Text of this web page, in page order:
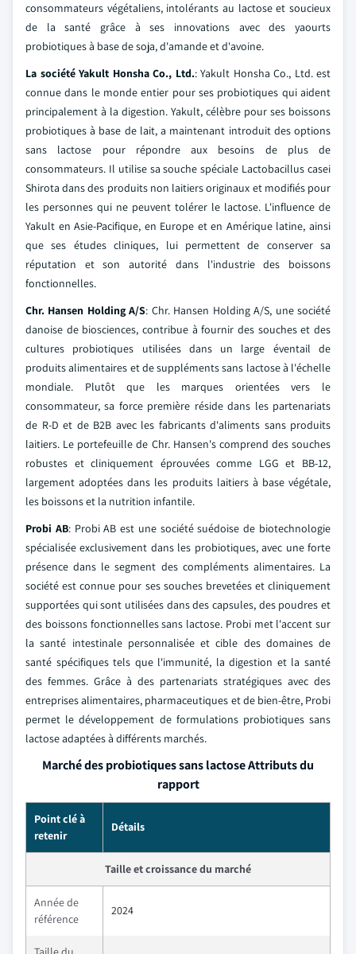
consommateurs végétaliens, intolérants au lactose et soucieux
de la santé grâce à ses innovations avec des yaourts
probiotiques à base de soja, d'amande et d'avoine.
La société Yakult Honsha Co., Ltd.: Yakult Honsha Co., Ltd. est
connue dans le monde entier pour ses probiotiques qui aident
principalement à la digestion. Yakult, célèbre pour ses boissons
probiotiques à base de lait, a maintenant introduit des options
sans lactose pour répondre aux besoins de plus de
consommateurs. Il utilise sa souche spéciale Lactobacillus casei
Shirota dans des produits non laitiers originaux et modifiés pour
les personnes qui ne peuvent tolérer le lactose. L'influence de
Yakult en Asie-Pacifique, en Europe et en Amérique latine, ainsi
que ses études cliniques, lui permettent de conserver sa
réputation et son autorité dans l'industrie des boissons
fonctionnelles.
Chr. Hansen Holding A/S: Chr. Hansen Holding A/S, une société
danoise de biosciences, contribue à fournir des souches et des
cultures probiotiques utilisées dans un large éventail de
produits alimentaires et de suppléments sans lactose à l'échelle
mondiale. Plutôt que les marques orientées vers le
consommateur, sa force première réside dans les partenariats
de R-D et de B2B avec les fabricants d'aliments sans produits
laitiers. Le portefeuille de Chr. Hansen's comprend des souches
robustes et cliniquement éprouvées comme LGG et BB-12,
largement adoptées dans les produits laitiers à base végétale,
les boissons et la nutrition infantile.
Probi AB: Probi AB est une société suédoise de biotechnologie
spécialisée exclusivement dans les probiotiques, avec une forte
présence dans le segment des compléments alimentaires. La
société est connue pour ses souches brevetées et cliniquement
supportées qui sont utilisées dans des capsules, des poudres et
des boissons fonctionnelles sans lactose. Probi met l'accent sur
la santé intestinale personnalisée et cible des domaines de
santé spécifiques tels que l'immunité, la digestion et la santé
des femmes. Grâce à des partenariats stratégiques avec des
entreprises alimentaires, pharmaceutiques et de bien-être, Probi
permet le développement de formulations probiotiques sans
lactose adaptées à différents marchés.
Marché des probiotiques sans lactose Attributs du
rapport
Point clé à
retenir
Détails
Taille et croissance du marché
Année de
référence
2024